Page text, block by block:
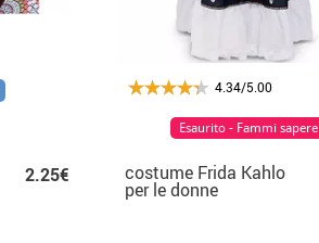
2.25€
4.34/5.00
costume Frida Kahlo
per le donne
Esaurito - Fammi sapere